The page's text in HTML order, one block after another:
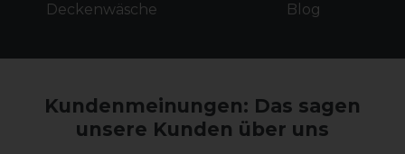
Deckenwäsche Blog
Kundenmeinungen: Das sagen
unsere Kunden über uns